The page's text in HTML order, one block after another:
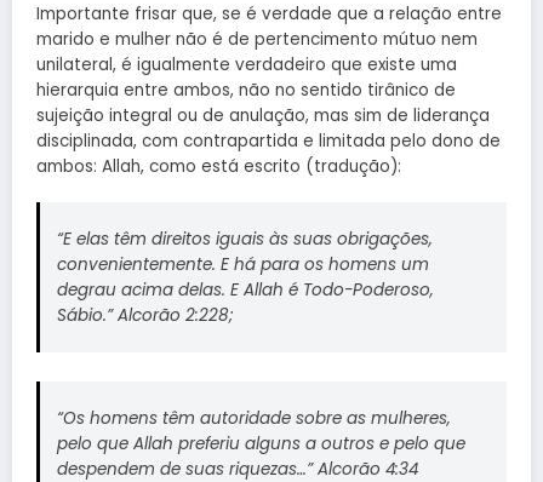
Importante frisar que, se é verdade que a relação entre
marido e mulher não é de pertencimento mútuo nem
unilateral, é igualmente verdadeiro que existe uma
hierarquia entre ambos, não no sentido tirânico de
sujeição integral ou de anulação, mas sim de liderança
disciplinada, com contrapartida e limitada pelo dono de
ambos: Allah, como está escrito (tradução):
“E elas têm direitos iguais às suas obrigações,
convenientemente. E há para os homens um
degrau acima delas. E Allah é Todo-Poderoso,
Sábio.” Alcorão 2:228;
“Os homens têm autoridade sobre as mulheres,
pelo que Allah preferiu alguns a outros e pelo que
despendem de suas riquezas…” Alcorão 4:34